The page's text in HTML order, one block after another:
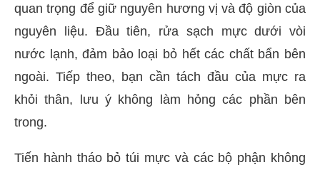
quan trọng để giữ nguyên hương vị và độ giòn của
nguyên liệu. Đầu tiên, rửa sạch mực dưới vòi
nước lạnh, đảm bảo loại bỏ hết các chất bẩn bên
ngoài. Tiếp theo, bạn cần tách đầu của mực ra
khỏi thân, lưu ý không làm hỏng các phần bên
trong.
Tiến hành tháo bỏ túi mực và các bộ phận không